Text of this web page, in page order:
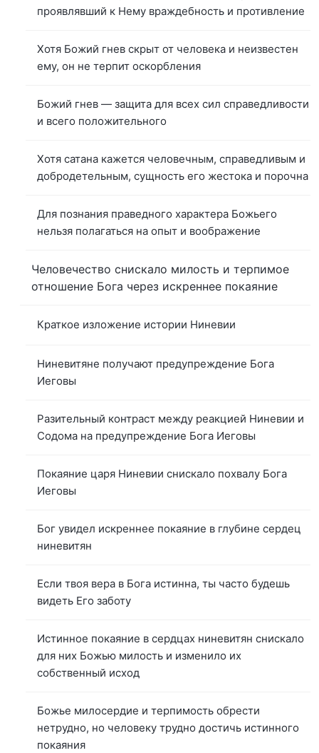
проявлявший к Нему враждебность и противление
Хотя Божий гнев скрыт от человека и неизвестен
ему, он не терпит оскорбления
Божий гнев — защита для всех сил справедливости
и всего положительного
Хотя сатана кажется человечным, справедливым и
добродетельным, сущность его жестока и порочна
Для познания праведного характера Божьего
нельзя полагаться на опыт и воображение
Человечество снискало милость и терпимое
отношение Бога через искреннее покаяние
Краткое изложение истории Ниневии
Ниневитяне получают предупреждение Бога
Иеговы
Разительный контраст между реакцией Ниневии и
Содома на предупреждение Бога Иеговы
Покаяние царя Ниневии снискало похвалу Бога
Иеговы
Бог увидел искреннее покаяние в глубине сердец
ниневитян
Если твоя вера в Бога истинна, ты часто будешь
видеть Его заботу
Истинное покаяние в сердцах ниневитян снискало
для них Божью милость и изменило их
собственный исход
Божье милосердие и терпимость обрести
нетрудно, но человеку трудно достичь истинного
покаяния